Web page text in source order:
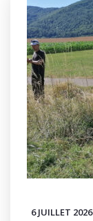
6 JUILLET 2026